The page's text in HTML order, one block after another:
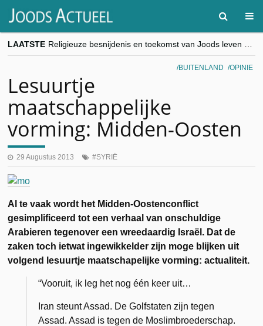
LAATSTE
“Besnijdenisdebat toont hoe moeilijk seculiere Westen minderheden begrijpt”, Jinnih Beels (Vooruit)
CITYTRIP | ROEMENIË – Boekarest: de verrassing van Oost-Europa
BUITENLAND OPINIE
Lesuurtje
maatschappelijke
vorming: Midden-Oosten
29 Augustus 2013 SYRIË
Al te vaak wordt het Midden-Oostenconflict
gesimplificeerd tot een verhaal van onschuldige
Arabieren tegenover een wreedaardig Israël. Dat de
zaken toch ietwat ingewikkelder zijn moge blijken uit
volgend lesuurtje maatschapelijke vorming: actualiteit.
“Vooruit, ik leg het nog één keer uit…
Iran steunt Assad. De Golfstaten zijn tegen
Assad. Assad is tegen de Moslimbroederschap.